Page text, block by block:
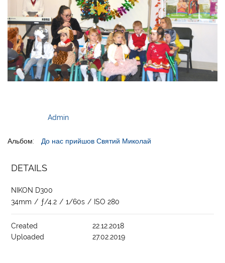
Admin
Альбом: До нас прийшов Святий Миколай
DETAILS
NIKON D300
34mm / ƒ/4.2 / 1/60s / ISO 280
Created
22.12.2018
Uploaded
27.02.2019